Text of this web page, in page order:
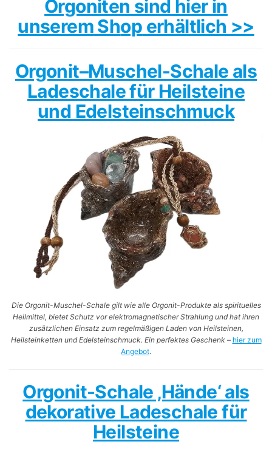
Orgoniten sind hier in
unseremShop erhältlich >>
Orgonit–Muschel-Schale als
Ladeschale für Heilsteine
und Edelsteinschmuck
Die Orgonit-Muschel-Schale gilt wie alle Orgonit-Produkte als spirituelles
Heilmittel, bietet Schutz vor elektromagnetischer Strahlung und hat ihren
zusätzlichen Einsatz zum regelmäßigen Laden von Heilsteinen,
Heilsteinketten und Edelsteinschmuck. Ein perfektes Geschenk– hier zum
Angebot.
Orgonit-Schale ‚Hände‘ als
dekorative Ladeschale für
Heilsteine